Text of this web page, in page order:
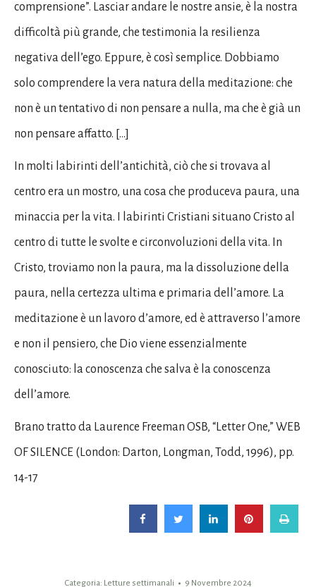
comprensione”. Lasciar andare le nostre ansie, è la nostra
difficoltà più grande, che testimonia la resilienza
negativa dell’ego. Eppure, è così semplice. Dobbiamo
solo comprendere la vera natura della meditazione: che
non è un tentativo di non pensare a nulla, ma che è già un
non pensare affatto. […]
In molti labirinti dell’antichità, ciò che si trovava al
centro era un mostro, una cosa che produceva paura, una
minaccia per la vita. I labirinti Cristiani situano Cristo al
centro di tutte le svolte e circonvoluzioni della vita. In
Cristo, troviamo non la paura, ma la dissoluzione della
paura, nella certezza ultima e primaria dell’amore. La
meditazione è un lavoro d’amore, ed è attraverso l’amore
e non il pensiero, che Dio viene essenzialmente
conosciuto: la conoscenza che salva è la conoscenza
dell’amore.
Brano tratto da Laurence Freeman OSB, “Letter One,” WEB
OF SILENCE (London: Darton, Longman, Todd, 1996), pp.
14-17
Categoria: Letture settimanali 9 Novembre 2024